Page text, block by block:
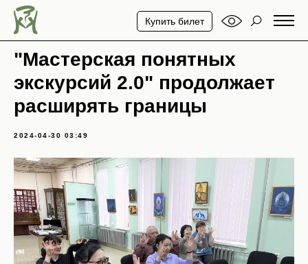
Купить билет
"Мастерская понятных
экскурсий 2.0" продолжает
расширять границы
2024-04-30 03:49